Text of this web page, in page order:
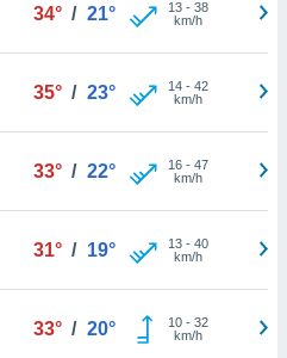
34° / 21° 13- 38
km/h
35° / 23° 14- 42
km/h
33° / 22° 16- 47
km/h
31° / 19° 13- 40
km/h
33° / 20° 10- 32
km/h